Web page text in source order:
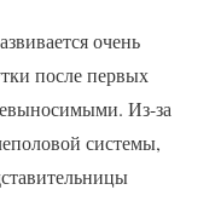
очень
после первых
Из-за
системы,